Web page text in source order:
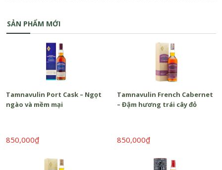
SẢN PHẨM MỚI
Tamnavulin Port Cask – Ngọt
ngào và mềm mại
850,000₫
Tamnavulin French Cabernet
– Đậm hương trái cây đỏ
850,000₫